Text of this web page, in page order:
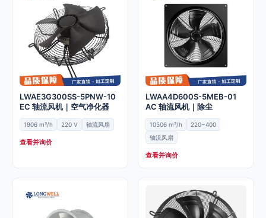
LWAE3G300SS-5PNW-10
EC 轴流风机｜空气净化器
1906 m³/h 220 V 轴流风扇
查看并询价
LWAA4D600S-5MEB-01
AC 轴流风机｜除尘
10506 m³/h
220~400
轴流风扇
查看并询价